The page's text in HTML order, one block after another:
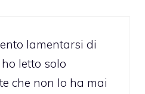
lamentarsi di
ho letto solo
che non lo ha mai